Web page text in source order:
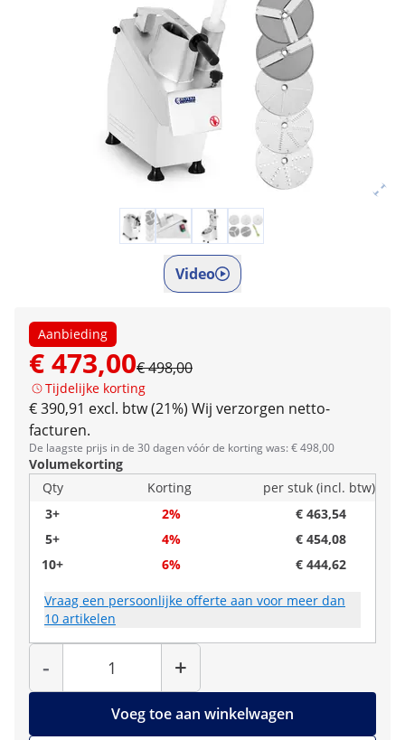
Video
Aanbieding
€ 473,00€ 498,00
Tijdelijke korting
€ 390,91 excl. btw (21%) Wij verzorgen netto-
facturen.
De laagste prijs in de 30 dagen vóór de korting was: € 498,00
Volumekorting
Qty
Korting
per stuk (incl. btw)
3+
2%
€ 463,54
5+
4%
€ 454,08
10+
6% € 444,62
Vraag een persoonlijke offerte aan voor meer dan
10 artikelen
-
Hoeveelheid
+
Voeg toe aan winkelwagen